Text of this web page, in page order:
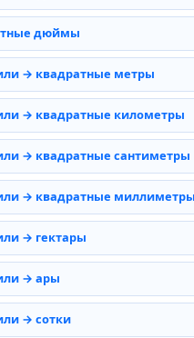
дюймы
→ квадратные метры
→ квадратные километры
→ квадратные сантиметры
→ квадратные миллиметры
→ гектары
→ ары
→ сотки